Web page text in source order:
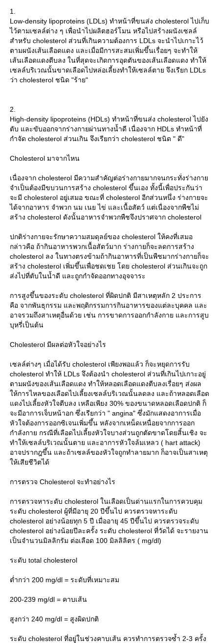
1.
Low-density lipoproteins (LDLs) ทำหน้าที่ขนส่ง cholesterol ไปเก็บ
ไว้ตามเซลล์ต่าง ๆ เพื่อนำไปผลิตฮอร์โมน หรือไปสร้างผนังเซลล์
สำหรับ cholesterol ส่วนที่เกินความต้องการ LDLs จะนำไปเกาะไว้
ตามผนังเส้นเลือดแดง และเมื่อมีการสะสมเพิ่มขึ้นเรื่อยๆ จะทำให้
เส้นเลือดแดงตีบลง ในที่สุดจะเกิดการอุดตันของเส้นเลือดแดง ทำให้
เซลล์บริเวณนั้นขาดเลือดไปหล่อเลี้ยงทำให้เซลล์ตาย จึงเรียก LDLs
ว่า cholesterol ชนิด "ร้าย"
2.
High-density lipoproteins (HDLs) ทำหน้าที่ขนส่ง cholesterol ไปยัง
ตับ และขับออกจากร่างกายผ่านทางน้ำดี เนื่องจาก HDLs ทำหน้าที่
กำจัด cholesterol ส่วนเกิน จึงเรียกว่า cholesterol ชนิด " ดี"
Cholesterol มาจากไหน
เนื่องจาก cholesterol มีความสำคัญต่อร่างกายมากจนกระทั่งร่างกา
จำเป็นต้องมีขบวนการสร้าง cholesterol ขึ้นเอง ทั้งนี้เพื่อประกันว่า
จะมี cholesterol อยู่เสมอ ขณะที่ cholesterol อีกส่วนหนึ่ง ร่างกายจะ
ได้จากอาหาร จำพวก นม เนย ไข่ และเนื้อสัตว์ แต่เนื่องจากพืชไม่
สร้าง cholesterol ดังนั้นอาหารจำพวกพืชจึงปราศจาก cholesterol
ปกติร่างกายจะรักษาความสมดุลย์ของ cholesterol ให้คงที่เสมอ
กล่าวคือ ถ้ากินอาหารพวกเนื้อสัตว์มาก ร่างกายก็จะลดการสร้าง
cholesterol ลง ในทางตรงข้ามถ้ากินอาหารที่เป็นพืชมากร่างกายก็จะ
สร้าง cholesterol เพิ่มขึ้นเพื่อชดเชย โดย cholesterol ส่วนเกินจะถูก
ส่งไปที่ตับในน้ำดี และถูกกำจัดออกทางอุจจาระ
การสูงขึ้นของระดับ cholesterol ที่ผิดปกติ มีสาเหตุหลัก 2 ประการ
คือ จากพันธุกรรม และพฤติกรรมการกินอาหารของแต่ละบุคคล และ
อาจรวมถึงสาเหตุอื่นด้วย เช่น การขาดการออกกำลังกาย และการสูบ
บุหรี่เป็นต้น
Cholesterol มีผลต่อหัวใจอย่างไร
เซลล์ต่างๆ เมื่อได้รับ cholesterol เพียงพอแล้ว ก็จะหยุดการรับ
cholesterol ทำให้ LDLs จึงต้องนำ cholesterol ส่วนที่เกินไปเกาะอยู่
ตามผนังของเส้นเลือดแดง ทำให้หลอดเลือดแดงตีบลงเรื่อยๆ ส่งผล
ห้การไหลของเลือดไปเลี้ยงเซลล์บริเวณนั้นลดลง และถ้าหลอดเลือด
ดงไปเลี้ยงหัวใจตีบลง เหลือเพียง 30% ของขนาดหลอดเลือดปกติ ก็
จะมีอาการเจ็บหน้าอก ซึ่งเรียกว่า " angina" ซึ่งมักแสดงอาการเมื่อ
หัวใจต้องการออกซิเจนเพิ่มขึ้น หลังจากเหน็ดเหนื่อยจากการออก
กำลังกาย กรณีที่เลือดไปเลี้ยงหัวใจบางส่วนถูกตัดขาดโดยสิ้นเชิง จะ
ทำให้เซลล์บริเวณนั้นตาย และอาการหัวใจล้มเหลว ( hart attack)
อาจปรากฎขึ้น และถ้าเซลล์ของหัวใจถูกทำลายมาก ก็อาจเป็นสาเหตุ
ห้เสียชีวิตได้
การตรวจ Cholesterol จะทำอย่างไร
การตรวจหาระดับ cholesterol ในเลือดเป็นด่านแรกในการควบคุม
ระดับ cholesterol ผู้ที่มีอายุ 20 ปีขึ้นไป ควรตรวจหาระดับ
cholesterol อย่างน้อยทุก 5 ปี เมื่ออายุ 45 ปีขึ้นไป ควรตรวจระดับ
cholesterol อย่างน้อยปีละครั้ง ระดับ cholesterol ที่วัดได้ จะรายงาน
เป็นจำนวนมิลลิกรัม ต่อเลือด 100 มิลลิลิตร ( mg/dl)
ระดับ total cholesterol
ต่ำกว่า 200 mg/dl = ระดับที่เหมาะสม
200-239 mg/dl = คาบเส้น
สูงกว่า 240 mg/dl = สูงผิดปกติ
ระดับ cholesterol ที่อยู่ในช่วงคาบเส้น ควรทำการตรวจซ้ำ 2-3 ครั้ง